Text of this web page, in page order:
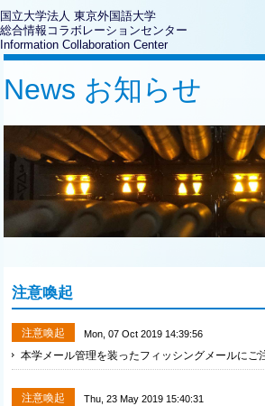
国立大学法人 東京外国語大学
総合情報コラボレーションセンター
Information Collaboration Center
News お知らせ
注意喚起
注意喚起 Mon, 07 Oct 2019 14:39:56
本学メール管理を装ったフィッシングメールにご
注意喚起 Thu, 23 May 2019 15:40:31